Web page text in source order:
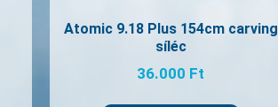
Atomic 9.18 Plus 154cm carving
síléc
36.000 Ft